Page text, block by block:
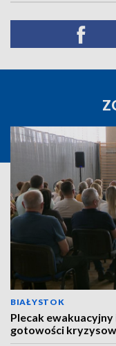
BIAŁYSTOK
Plecak ewakuacyjny
gotowości